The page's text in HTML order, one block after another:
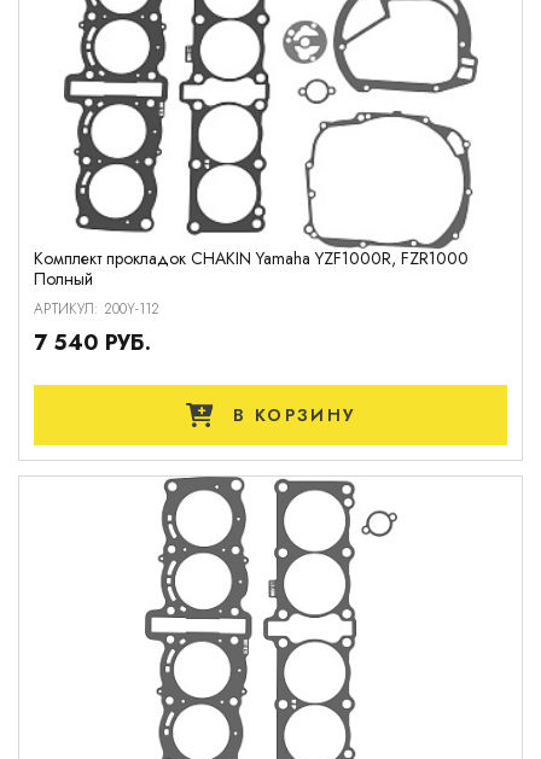
Комплект прокладок CHAKIN Yamaha YZF1000R, FZR1000
Полный
АРТИКУЛ: 200Y-112
7 540 РУБ.
В КОРЗИНУ